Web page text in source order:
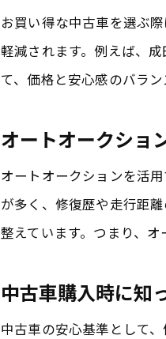
お買い得な中古車を選ぶ
軽減されます。例えば、
て、価格と安心感のバラ
オートオークショ
オートオークションを活
が多く、修復歴や走行距
整えています。つまり、
中古車購入時に知
中古車の安心基準として